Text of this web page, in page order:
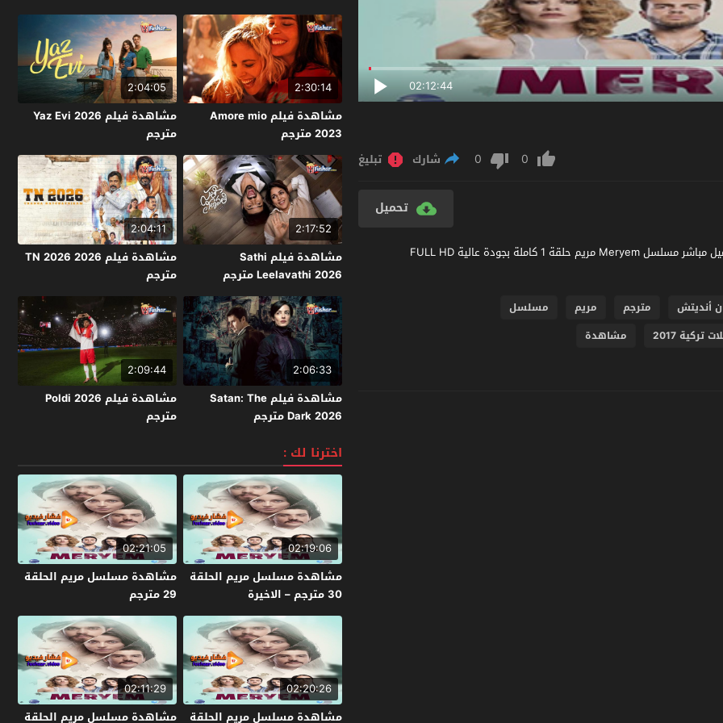
02:12:44
0
0 شارك تبليغ
تحميل
مشاهدة مسلسل مريم الحلقة 1 مترجم عربي اون لاين مشاهدة و تحميل مباشر مسلسل Meryem مريم حلقة 1 كاملة بجودة عالية FULL HD
أنديتش مترجم مريم
مسلسل
2017 مشاهدة
2:30:14
مشاهدة فيلم Amore mio
2023 مترجم
2:04:05
مشاهدة فيلم Yaz Evi 2026
مترجم
2:17:52
مشاهدة فيلم Sathi
Leelavathi 2026 مترجم
2:04:11
مشاهدة فيلم TN 2026 2026
مترجم
2:06:33
مشاهدة فيلم Satan: The
Dark 2026 مترجم
2:09:44
مشاهدة فيلم Poldi 2026
مترجم
اخترنا لك :
02:19:06
مشاهدة مسلسل مريم الحلقة
30 مترجم – الاخيرة
02:21:05
مشاهدة مسلسل مريم الحلقة
29 مترجم
02:20:26
مشاهدة مسلسل مريم الحلقة
02:11:29
مشاهدة مسلسل مريم الحلقة